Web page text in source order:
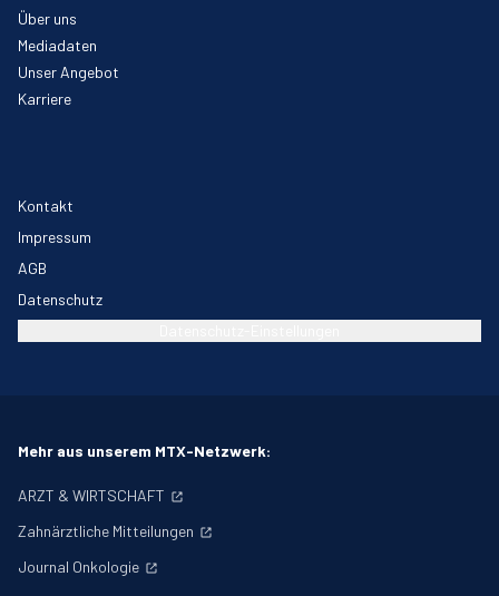
Über uns
Mediadaten
Unser Angebot
Karriere
Kontakt
Impressum
AGB
Datenschutz
Mehr aus unserem MTX-Netzwerk:
ARZT & WIRTSCHAFT
Zahnärztliche Mitteilungen
Journal Onkologie